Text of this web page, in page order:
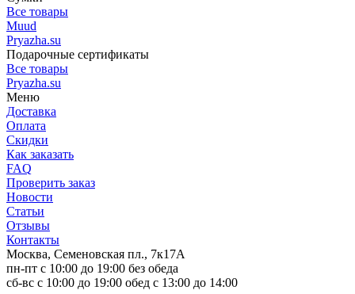
Все товары
Muud
Pryazha.su
Подарочные сертификаты
Все товары
Pryazha.su
Меню
Доставка
Оплата
Скидки
Как заказать
FAQ
Проверить заказ
Новости
Статьи
Отзывы
Контакты
Москва, Семеновская пл., 7к17А
пн-пт с 10:00 до 19:00 без обеда
сб-вс с 10:00 до 19:00 обед с 13:00 до 14:00